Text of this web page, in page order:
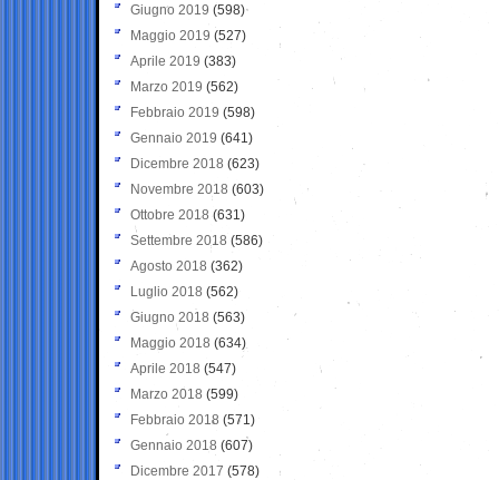
Giugno 2019 (598)
Maggio 2019 (527)
Aprile 2019 (383)
Marzo 2019 (562)
Febbraio 2019 (598)
Gennaio 2019 (641)
Dicembre 2018 (623)
Novembre 2018 (603)
Ottobre 2018 (631)
Settembre 2018 (586)
Agosto 2018 (362)
Luglio 2018 (562)
Giugno 2018 (563)
Maggio 2018 (634)
Aprile 2018 (547)
Marzo 2018 (599)
Febbraio 2018 (571)
Gennaio 2018 (607)
Dicembre 2017 (578)